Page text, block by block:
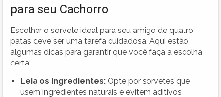
para seu Cachorro
Escolher o sorvete ideal para seu amigo de quatro
patas deve ser uma tarefa cuidadosa. Aqui estão
algumas dicas para garantir que você faça a escolha
certa:
Leia os Ingredientes: Opte por sorvetes que
usem ingredientes naturais e evitem aditivos